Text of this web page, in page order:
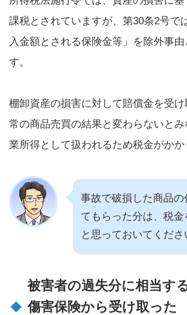
課税とされていますが、第30条2号で
入金額とされる保険金等」を除外事由
す。
棚卸資産の損害に対して賠償金を受
常の商品売買の結果と変わらないと
業所得として扱われるため税金がかか
事故で破損した商品の
てもらった分は、税金
と思っておいてくださ
被害者の過失分に相当す
傷害保険から受け取った